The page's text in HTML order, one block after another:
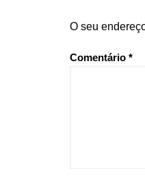
O seu
Comentário *